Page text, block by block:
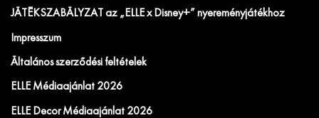
JÁTÉKSZABÁLYZAT az „ELLE x Disney+” nyereményjátékhoz
Impresszum
Általános szerződési feltételek
ELLE Médiaajánlat 2026
ELLE Decor Médiaajánlat 2026